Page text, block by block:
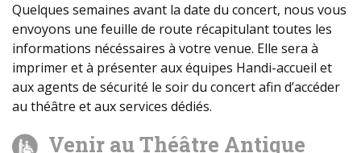
Quelques semaines avant la date du concert, nous vous
envoyons une feuille de route récapitulant toutes les
informations nécéssaires à votre venue. Elle sera à
imprimer et à présenter aux équipes Handi-accueil et
aux agents de sécurité le soir du concert afin d’accéder
au théâtre et aux services dédiés.
Venir au Théâtre Antique